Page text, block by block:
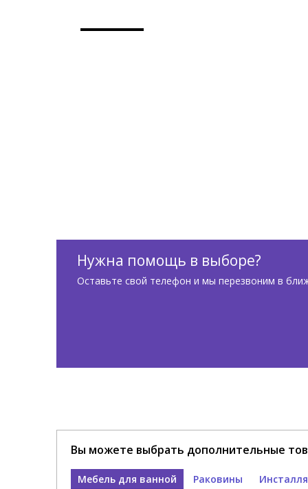
Нужна помощь в выборе?
Оставьте свой телефон и мы перезвоним в
Вы можете выбрать дополнительные
Мебель для ванной Раковины